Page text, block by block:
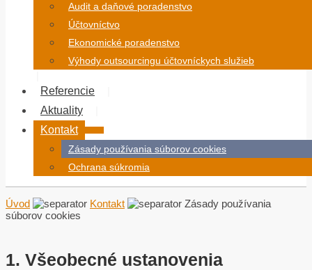
Audit a daňové poradenstvo
Účtovníctvo
Ekonomické poradenstvo
Výhody outsourcingu účtovníckych služieb
Referencie
Aktuality
Kontakt
Zásady používania súborov cookies
Ochrana súkromia
Úvod Kontakt
Zásady používania
súborov cookies
1. Všeobecné ustanovenia